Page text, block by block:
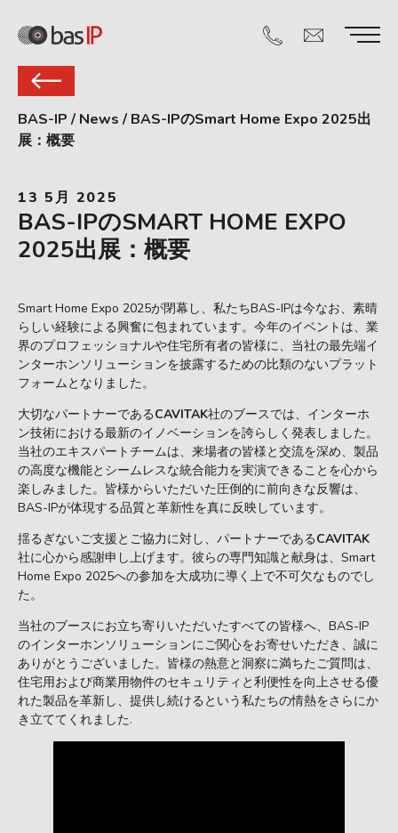
BAS-IP / News / BAS-IPのSmart Home Expo 2025出
展：概要
13 5月 2025
BAS-IPのSMART HOME EXPO
2025出展：概要
Smart Home Expo 2025が閉幕し、私たちBAS-IPは今なお、素晴
らしい経験による興奮に包まれています。今年のイベントは、業
界のプロフェッショナルや住宅所有者の皆様に、当社の最先端イ
ンターホンソリューションを披露するための比類のないプラット
フォームとなりました。
大切なパートナーであるCAVITAK社のブースでは、インターホ
ン技術における最新のイノベーションを誇らしく発表しました。
当社のエキスパートチームは、来場者の皆様と交流を深め、製品
の高度な機能とシームレスな統合能力を実演できることを心から
楽しみました。皆様からいただいた圧倒的に前向きな反響は、
BAS-IPが体現する品質と革新性を真に反映しています。
揺るぎないご支援とご協力に対し、パートナーであるCAVITAK
社に心から感謝申し上げます。彼らの専門知識と献身は、Smart
Home Expo 2025への参加を大成功に導く上で不可欠なものでし
た。
当社のブースにお立ち寄りいただいたすべての皆様へ、BAS-IP
のインターホンソリューションにご関心をお寄せいただき、誠に
ありがとうございました。皆様の熱意と洞察に満ちたご質問は、
住宅用および商業用物件のセキュリティと利便性を向上させる優
れた製品を革新し、提供し続けるという私たちの情熱をさらにか
き立ててくれました.